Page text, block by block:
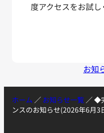
度アクセスをお試し
お知
ホーム ／ お知らせ一覧 ／◆
ンスのお知らせ(2026年6月